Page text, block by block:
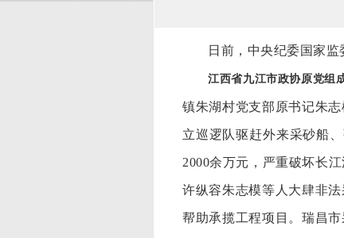
日前，中央纪委国家监
江西省九江市政协原党组
镇朱湖村党支部原书记朱
立巡逻队驱赶外来采砂船
2000余万元，严重破坏长
许纵容朱志模等人大肆非
帮助承揽工程项目。瑞昌